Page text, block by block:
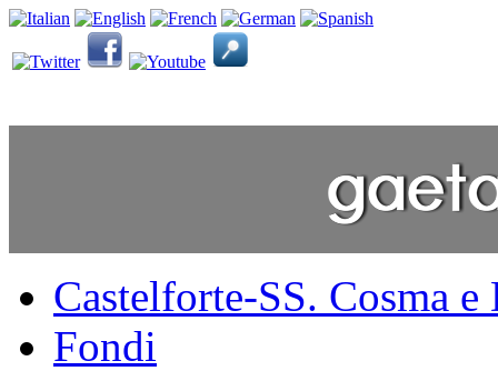
Castelforte-SS. Cosma e
Fondi